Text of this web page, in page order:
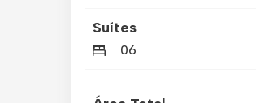
Suítes
06